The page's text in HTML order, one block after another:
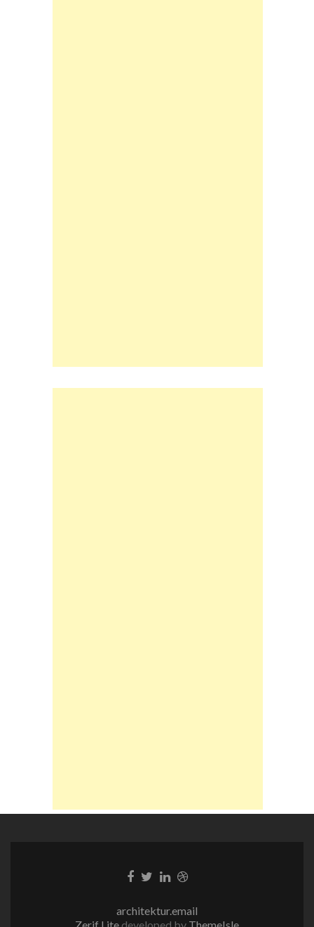
Facebook-
Twitter-
LinkedIn-
Dribble-
architektur.email